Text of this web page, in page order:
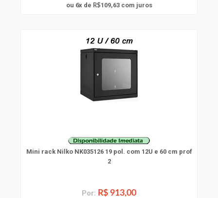
ou 6x de R$109,63com juros
Mini rack Nilko NK035126 19 pol. com 12U e 60 cm prof
2
Por: R$ 913,00